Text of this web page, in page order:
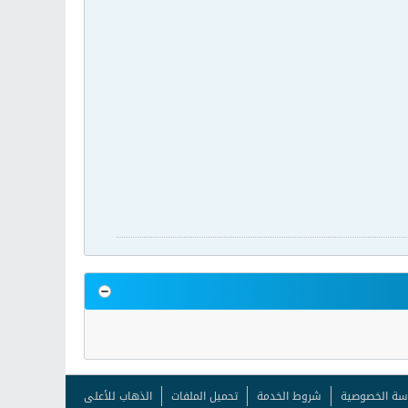
الخصوصية شروط الخدمة تحميل الملفات الذهاب للأعلى